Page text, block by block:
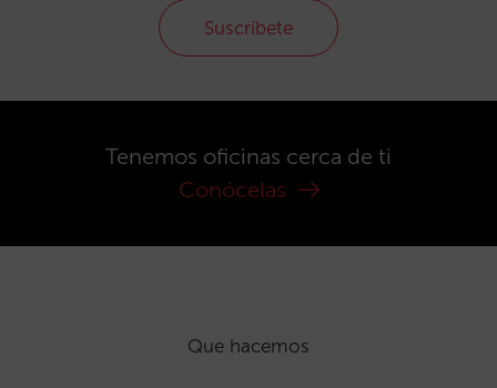
Suscríbete
Tenemos oficinas cerca de ti
Conócelas
Que hacemos